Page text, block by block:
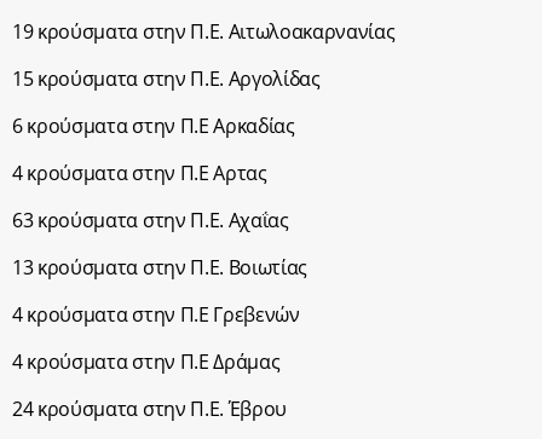
19 κρούσματα στην Π.Ε. Αιτωλοακαρνανίας
15 κρούσματα στην Π.Ε. Αργολίδας
6 κρούσματα στην Π.Ε Αρκαδίας
4 κρούσματα στην Π.Ε Αρτας
63 κρούσματα στην Π.Ε. Αχαΐας
13 κρούσματα στην Π.Ε. Βοιωτίας
4 κρούσματα στην Π.Ε Γρεβενών
4 κρούσματα στην Π.Ε Δράμας
24 κρούσματα στην Π.Ε. Έβρου